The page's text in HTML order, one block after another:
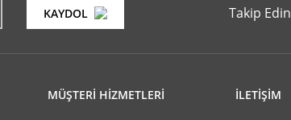
KAYDOL Takip Edin
MÜŞTERİ HİZMETLERİ İLETİŞİM